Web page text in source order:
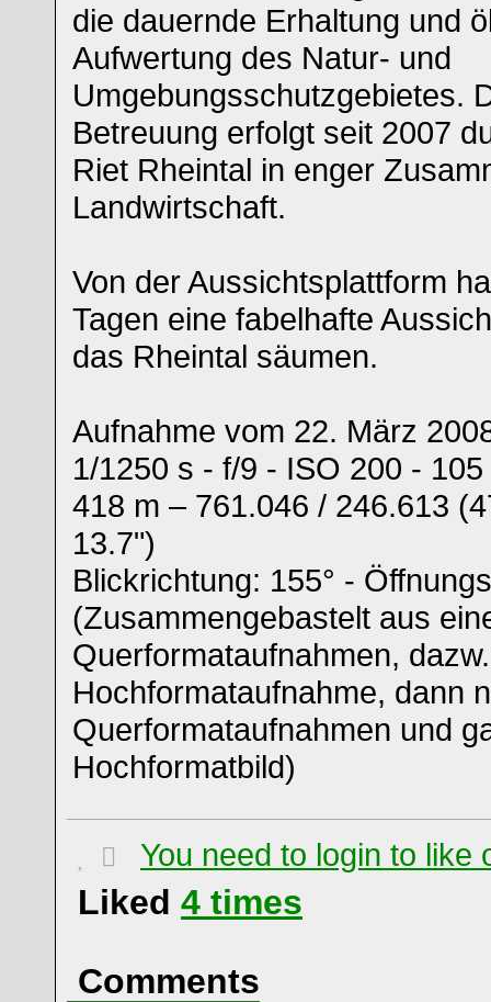
die dauernde Erhaltung und
Aufwertung des Natur- und
Umgebungsschutzgebietes.
Betreuung erfolgt seit 2007
Riet Rheintal in enger
Landwirtschaft.
Von der Aussichtsplattform
Tagen eine fabelhafte
das Rheintal säumen.
Aufnahme vom 22. März
1/1250 s - f/9 - ISO 200 -
418 m – 761.046 / 246.613
13.7")
Blickrichtung: 155° -
(Zusammengebastelt aus
Querformataufnahmen,
Hochformataufnahme, dann
Querformataufnahmen und
Hochformatbild)
You need to login to like
Liked 4 times
Comments